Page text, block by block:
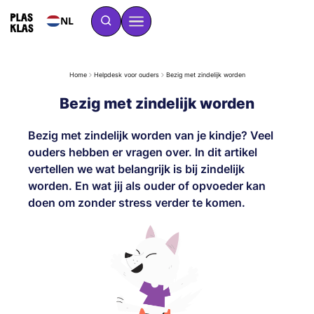
NL
Home Helpdesk voor ouders Bezig met zindelijk worden
Bezig met zindelijk worden
Bezig met zindelijk worden van je kindje? Veel
ouders hebben er vragen over. In dit artikel
vertellen we wat belangrijk is bij zindelijk
worden. En wat jij als ouder of opvoeder kan
doen om zonder stress verder te komen.